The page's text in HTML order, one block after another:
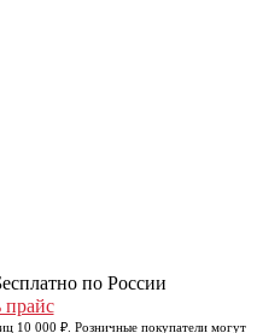
по России
прайс
10 000 ₽. Розничные покупатели могут